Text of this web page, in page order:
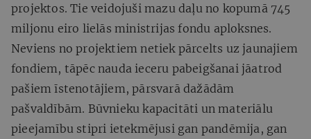
projektos. Tie veidojuši mazu daļu no kopumā 745
miljonu eiro lielās ministrijas fondu aploksnes.
Neviens no projektiem netiek pārcelts uz jaunajiem
fondiem, tāpēc nauda ieceru pabeigšanai jāatrod
pašiem īstenotājiem, pārsvarā dažādām
pašvaldībām. Būvnieku kapacitāti un materiālu
pieejamību stipri ietekmējusi gan pandēmija, gan